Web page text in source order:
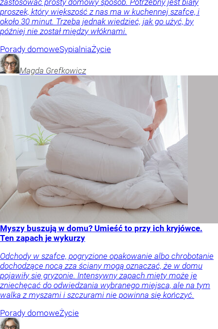
zastosować prosty domowy sposób. Potrzebny jest biały
proszek, który większość z nas ma w kuchennej szafce, i
około 30 minut. Trzeba jednak wiedzieć, jak go użyć, by
później nie został między włóknami.
Porady domoweSypialniaŻycie
Magda Grefkowicz
Myszy buszują w domu? Umieść to przy ich kryjówce.
Ten zapach je wykurzy
Odchody w szafce, pogryzione opakowanie albo chrobotanie
dochodzące nocą zza ściany mogą oznaczać, że w domu
pojawiły się gryzonie. Intensywny zapach mięty może je
zniechęcać do odwiedzania wybranego miejsca, ale na tym
walka z myszami i szczurami nie powinna się kończyć.
Porady domoweŻycie